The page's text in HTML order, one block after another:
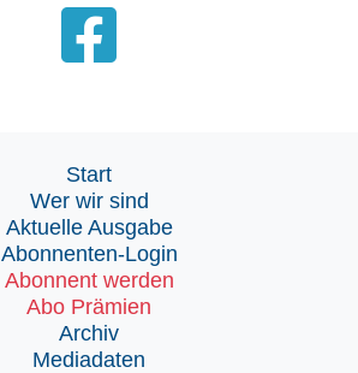
Start
Wer wir sind
Aktuelle Ausgabe
Abonnenten-Login
Abonnent werden
Abo Prämien
Archiv
Mediadaten